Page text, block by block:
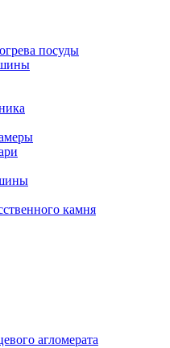
посуды
камня
агломерата